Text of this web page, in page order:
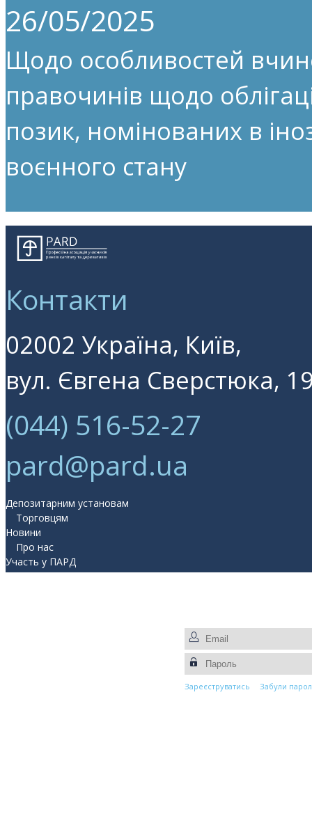
26/05/2025
Щодо особливостей
правочинів щодо
позик, номінованих в
воєнного стану
Контакти
02002 Україна, Київ,
вул. Євгена Сверстюка,
(044) 516-52-27
pard@pard.ua
Депозитарним установам
Торговцям
Новини
Про нас
Участь у ПАРД
Прес-центр
Зареєструватись Забули